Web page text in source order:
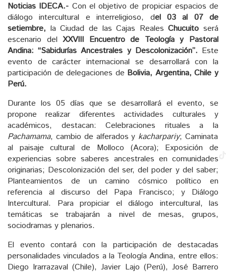
Noticias IDECA.- Con el objetivo de propiciar espacios de
diálogo intercultural e interreligioso, del 03 al 07 de
setiembre, la Ciudad de las Cajas Reales Chucuito será
escenario delXXVIII Encuentro de Teología y Pastoral
Andina: “Sabidurías Ancestrales y Descolonización”. Este
evento de carácter internacional se desarrollará con la
participación de delegaciones de Bolivia, Argentina, Chile y
Perú.
Durante los 05 días que se desarrollará el evento, se
propone realizar diferentes actividades culturales y
académicos, destacan: Celebraciones rituales a la
Pachamama, cambio de alferados y kacharpariy; Caminata
al paisaje cultural de Molloco (Acora); Exposición de
experiencias sobre saberes ancestrales en comunidades
originarias; Descolonización del ser, del poder y del saber;
Planteamientos de un camino cósmico político en
referencia al discurso del Papa Francisco; y Diálogo
Intercultural. Para propiciar el diálogo intercultural, las
temáticas se trabajarán a nivel de mesas, grupos,
sociodramas y plenarios.
El evento contará con la participación de destacadas
personalidades vinculados a la Teología Andina, entre ellos:
Diego Irarrazaval (Chile), Javier Lajo (Perú), José Barrero